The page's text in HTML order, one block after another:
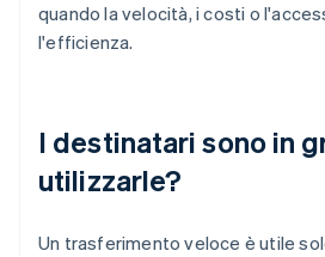
quando la velocità, i costi o
l'efficienza.
I destinatari sono in
utilizzarle?
Un trasferimento veloce è utile